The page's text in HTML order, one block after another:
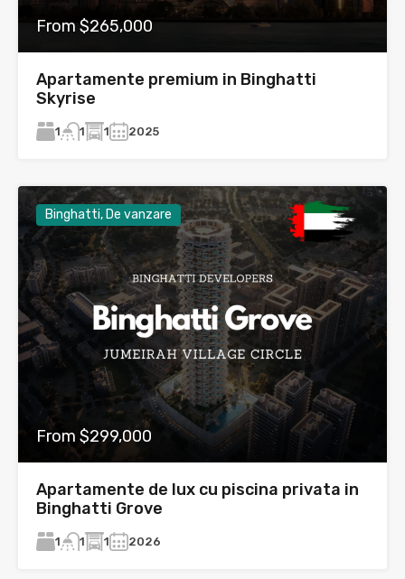
From $265,000
Apartamente premium in Binghatti
Skyrise
1 1 1 2025
Binghatti, De vanzare
From $299,000
Apartamente de lux cu piscina privata in
Binghatti Grove
1 1 1 2026